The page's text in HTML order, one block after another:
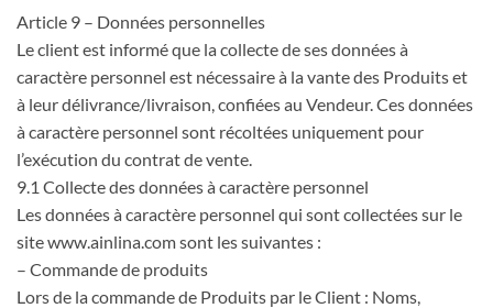
Article 9 – Données personnelles
Le client est informé que la collecte de ses données à
caractère personnel est nécessaire à la vante des Produits et
à leur délivrance/livraison, confiées au Vendeur. Ces données
à caractère personnel sont récoltées uniquement pour
l’exécution du contrat de vente.
9.1 Collecte des données à caractère personnel
Les données à caractère personnel qui sont collectées sur le
site www.ainlina.com sont les suivantes :
– Commande de produits
Lors de la commande de Produits par le Client : Noms,